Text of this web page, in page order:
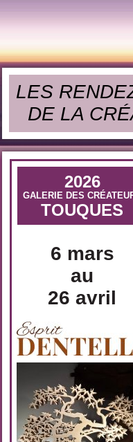
LES
DE LA
2026
GALERIE DES
TOUQUES
6 mars
au
26 avril